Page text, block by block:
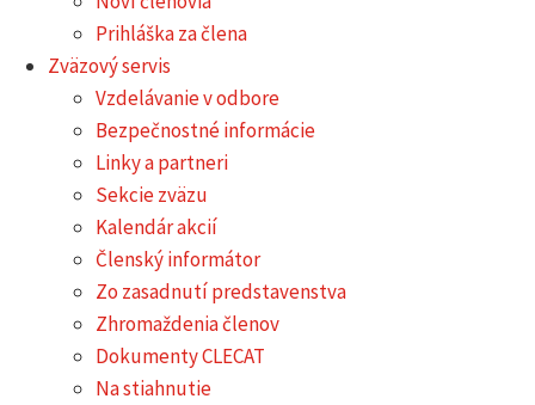
Prihláška za člena
Zväzový servis
Vzdelávanie v odbore
Bezpečnostné informácie
Linky a partneri
Sekcie zväzu
Kalendár akcií
Členský informátor
Zo zasadnutí predstavenstva
Zhromaždenia členov
Dokumenty CLECAT
Na stiahnutie